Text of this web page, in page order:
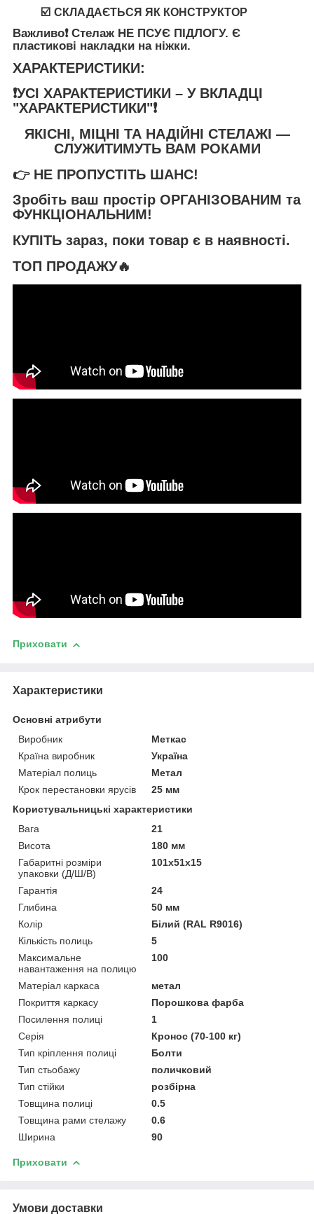
☑️ СКЛАДАЄТЬСЯ ЯК КОНСТРУКТОР
Важливо❗️ Стелаж НЕ ПСУЄ ПІДЛОГУ. Є
пластикові накладки на ніжки.
ХАРАКТЕРИСТИКИ:
❗️УСІ ХАРАКТЕРИСТИКИ – У ВКЛАДЦІ
"ХАРАКТЕРИСТИКИ"❗️
ЯКІСНІ, МІЦНІ ТА НАДІЙНІ СТЕЛАЖІ —
СЛУЖИТИМУТЬ ВАМ РОКАМИ
👉 НЕ ПРОПУСТІТЬ ШАНС!
Зробіть ваш простір ОРГАНІЗОВАНИМ та
ФУНКЦІОНАЛЬНИМ!
КУПІТЬ зараз, поки товар є в наявності.
ТОП ПРОДАЖУ🔥
Приховати
Характеристики
Основні атрибути
Виробник
Меткас
Країна виробник
Україна
Матеріал полиць
Метал
Крок перестановки ярусів
25 мм
Користувальницькі характеристики
Вага
21
Висота
180 мм
Габаритні розміри
упаковки (Д/Ш/В)
101х51х15
Гарантія
24
Глибина
50 мм
Колір
Білий (RAL R9016)
Кількість полиць
5
Максимальне
навантаження на полицю
100
Матеріал каркаса
метал
Покриття каркасу
Порошкова фарба
Посилення полиці
1
Серія
Кронос (70-100 кг)
Тип кріплення полиці
Болти
Тип стьобажу
поличковий
Тип стійки
розбірна
Товщина полиці
0.5
Товщина рами стелажу
0.6
Ширина
90
Приховати
Умови доставки